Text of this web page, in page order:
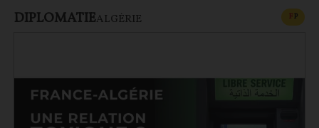
DIPLOMATIEALGÉRIE FP